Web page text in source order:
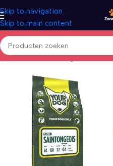
Skip to navigation
Skip to main content
Home/Honden/Droogvoer